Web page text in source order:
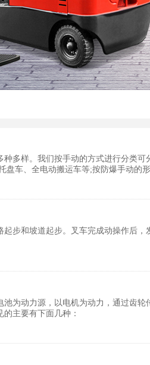
多样。我们按手动的方式进行分类
车、全电动搬运车等;按防爆手动
面小编为大家介绍选购搬运车的一些
步和坡道起步。叉车完成动操作后
为动力源，以电机为动力，通过齿
主要有下面几种：